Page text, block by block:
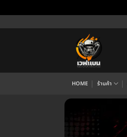
ไป
HOME ร้านค้า